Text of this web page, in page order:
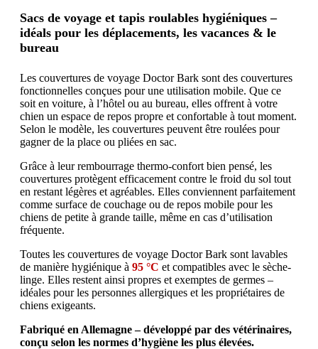
Sacs de voyage et tapis roulables hygiéniques –
idéals pour les déplacements, les vacances & le
bureau
Les couvertures de voyage Doctor Bark sont des couvertures
fonctionnelles conçues pour une utilisation mobile. Que ce
soit en voiture, à l’hôtel ou au bureau, elles offrent à votre
chien un espace de repos propre et confortable à tout moment.
Selon le modèle, les couvertures peuvent être roulées pour
gagner de la place ou pliées en sac.
Grâce à leur rembourrage thermo-confort bien pensé, les
couvertures protègent efficacement contre le froid du sol tout
en restant légères et agréables. Elles conviennent parfaitement
comme surface de couchage ou de repos mobile pour les
chiens de petite à grande taille, même en cas d’utilisation
fréquente.
Toutes les couvertures de voyage Doctor Bark sont lavables
de manière hygiénique à 95 °C et compatibles avec le sèche-
linge. Elles restent ainsi propres et exemptes de germes –
idéales pour les personnes allergiques et les propriétaires de
chiens exigeants.
Fabriqué en Allemagne – développé par des vétérinaires,
conçu selon les normes d’hygiène les plus élevées.